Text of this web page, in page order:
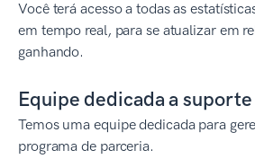
Você terá acesso a todas as
em tempo real, para se atualizar em
ganhando.
Equipe dedicada a
Temos uma equipe dedicada para
programa de parceria.